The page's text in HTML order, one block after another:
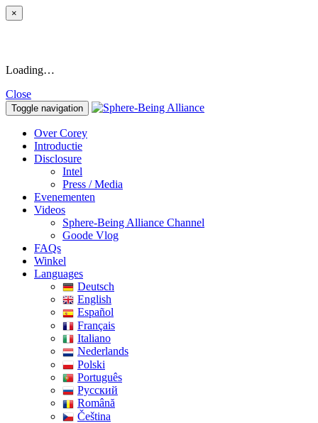
×
Loading…
Close
Toggle navigation
Over Corey
Introductie
Disclosure
Intel
Press / Media
Evenementen
Videos
Sphere-Being Alliance Channel
Goode Vlog
FAQs
Winkel
Languages
Deutsch
English
Español
Français
Italiano
Nederlands
Polski
Português
Pусский
Română
Čeština